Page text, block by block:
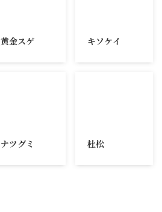
黄金スゲ キソケイ
ナツグミ 杜松